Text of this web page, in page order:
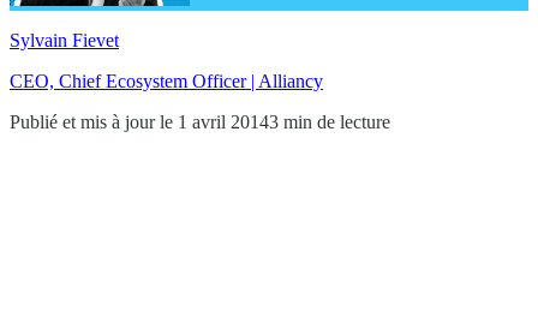
Sylvain Fievet
CEO, Chief Ecosystem Officer | Alliancy
Publié et mis à jour le 1 avril 20143 min de lecture